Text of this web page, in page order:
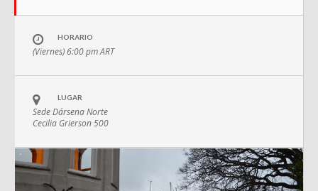
HORARIO
(Viernes) 6:00 pmART
LUGAR
Sede Dársena Norte
Cecilia Grierson 500